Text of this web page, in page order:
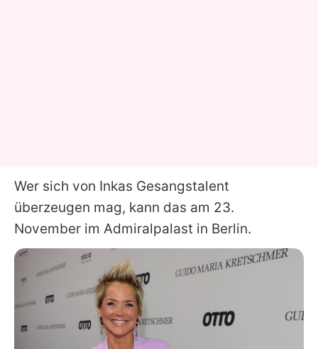
Wer sich von Inkas Gesangstalent
überzeugen mag, kann das am 23.
November im Admiralpalast in Berlin.